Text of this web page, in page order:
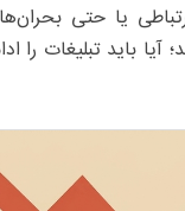
یا حتی
باید تبلیغات را